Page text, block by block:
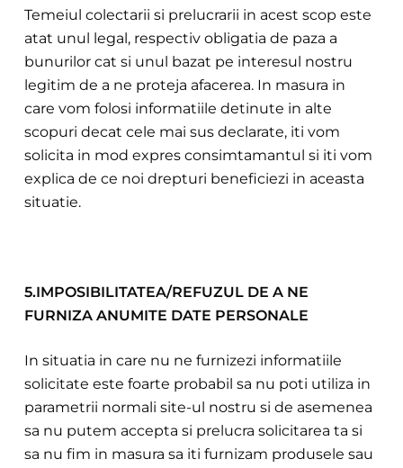
Temeiul colectarii si prelucrarii in acest scop este
atat unul legal, respectiv obligatia de paza a
bunurilor cat si unul bazat pe interesul nostru
legitim de a ne proteja afacerea. In masura in
care vom folosi informatiile detinute in alte
scopuri decat cele mai sus declarate, iti vom
solicita in mod expres consimtamantul si iti vom
explica de ce noi drepturi beneficiezi in aceasta
situatie.
5.IMPOSIBILITATEA/REFUZUL DE A NE
FURNIZA ANUMITE DATE PERSONALE
In situatia in care nu ne furnizezi informatiile
solicitate este foarte probabil sa nu poti utiliza in
parametrii normali site-ul nostru si de asemenea
sa nu putem accepta si prelucra solicitarea ta si
sa nu fim in masura sa iti furnizam produsele sau